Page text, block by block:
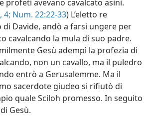
profeti avevano cavalcato asini.
4; Num. 22:22-33) L’eletto re
di Davide, andò a farsi ungere per
cavalcando la mula di suo padre.
Gesù adempì la profezia di
non un cavallo, ma il puledro
entrò a Gerusalemme. Ma il
sacerdote giudeo si rifiutò di
quale Sciloh promesso. In seguito
Gesù.